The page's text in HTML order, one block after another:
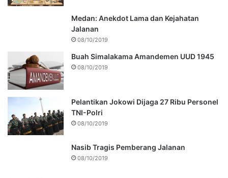
Medan: Anekdot Lama dan Kejahatan
Jalanan
08/10/2019
Buah Simalakama Amandemen UUD 1945
08/10/2019
Pelantikan Jokowi Dijaga 27 Ribu Personel
TNI-Polri
08/10/2019
Nasib Tragis Pemberang Jalanan
08/10/2019